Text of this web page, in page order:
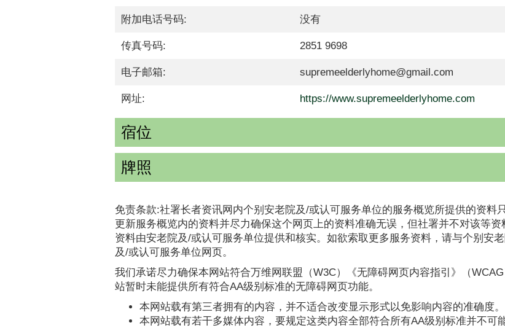
附加电话号码: 没有
传真号码: 2851 9698
电子邮箱: supremeelderlyhome@gmail.com
网址: https://www.supremeelderlyhome.com
宿位
牌照
免责条款:社署长者资讯网内个别安老院及/或认可服务单位的服务概览所提供的资料
更新服务概览内的资料并尽力确保这个网页上的资料准确无误，但社署并不对该等
资料由安老院及/或认可服务单位提供和核实。如欲索取更多服务资料，请与个别安
及/或认可服务单位网页。
我们承诺尽力确保本网站符合万维网联盟（W3C）《无障碍网页内容指引》（
站暂时未能提供所有符合AA级别标准的无障碍网页功能。
本网站载有第三者拥有的内容，并不适合改变显示形式以免影响内容的准确度。
本网站载有若干多媒体内容，要规定这类内容全部符合所有AA级别标准并不可能